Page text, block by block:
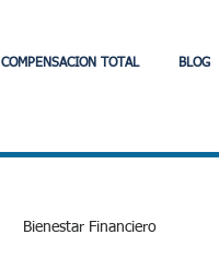
COMPENSACION TOTAL BLOG
Bienestar Financiero